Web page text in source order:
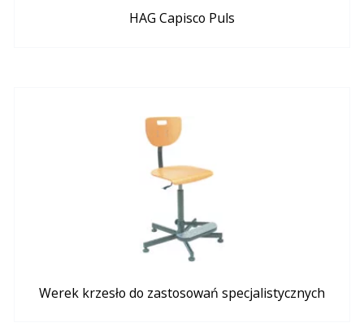
HAG Capisco Puls
Werek krzesło do zastosowań specjalistycznych